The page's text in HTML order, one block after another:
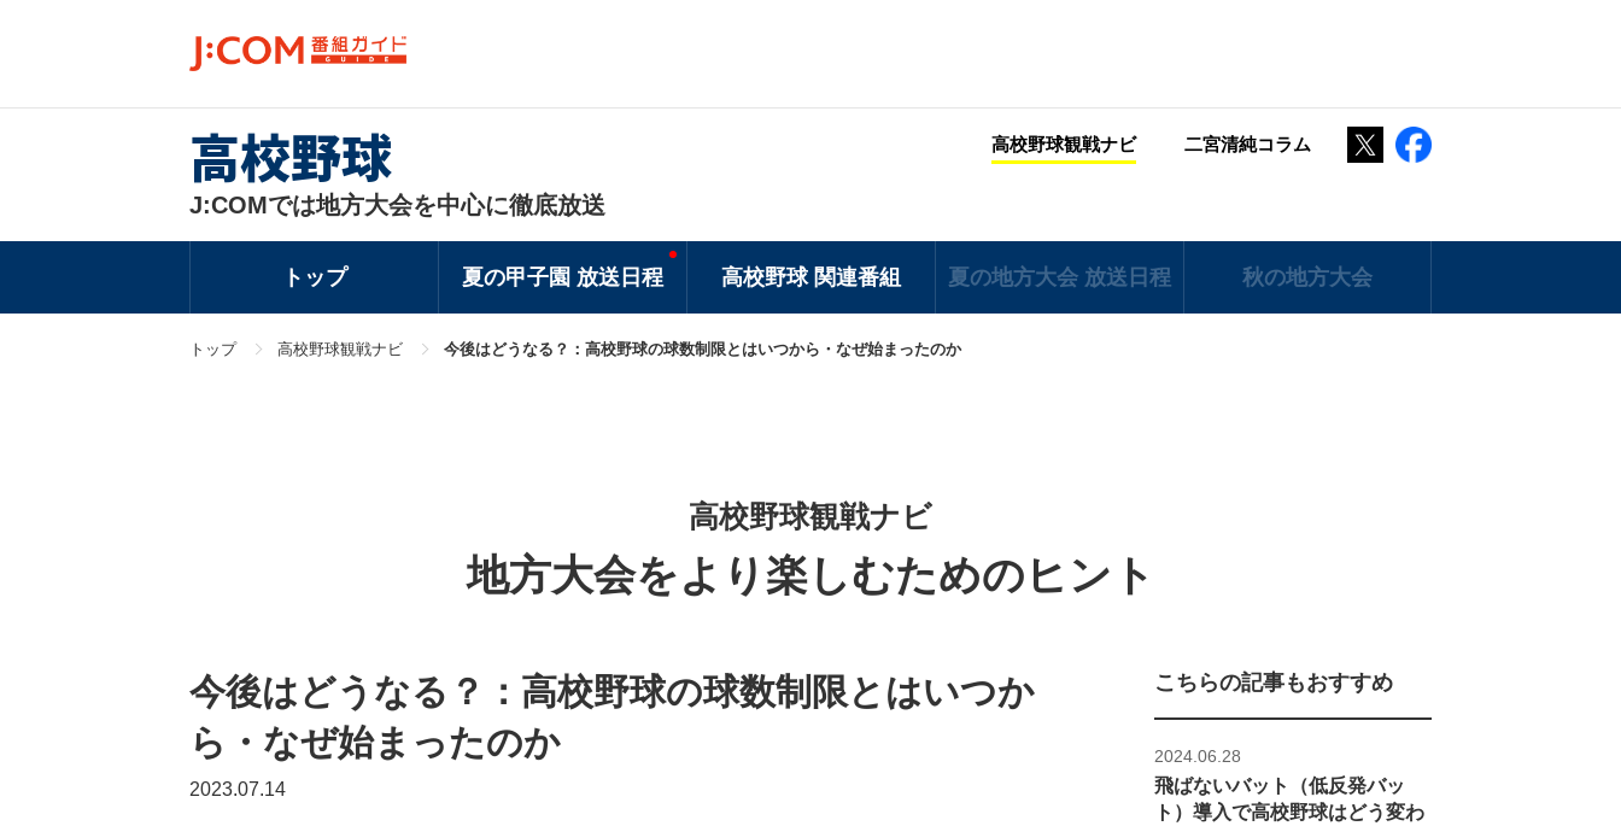
高校野球
J:COMでは地方大会を中心に徹底放送
高校野球観戦ナビ 二宮清純コラム Twitter
トップ 夏の甲子園 放送日程 高校野球 関連番組 夏の地方大会 放送日程 秋の地方大会
トップ 高校野球観戦ナビ 今後はどうなる？：高校野球の球数制限とはいつから・なぜ始まったのか
高校野球観戦ナビ
地方大会をより楽しむためのヒント
今後はどうなる？：高校野球の球数制限とはいつか
ら・なぜ始まったのか
2023.07.14
こちらの記事もおすすめ
2024.06.28
飛ばないバット（低反発バッ
ト）導入で高校野球はどう変わ